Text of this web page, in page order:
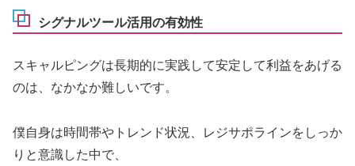
シグナルツール活用の有効性
スキャルピングは長期的に実践して安定して利益をあげる
のは、なかなか難しいです。
僕自身は時間帯やトレンド状況、レジサポラインをしっか
りと意識した中で、